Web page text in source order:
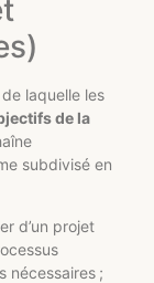
laquelle les
de la
subdivisé en
d’un projet
nécessaires ;